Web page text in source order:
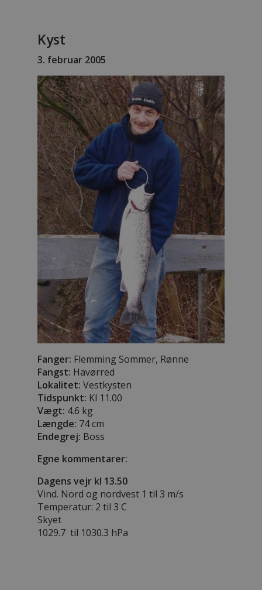
Kyst
3. februar 2005
Fanger: Flemming Sommer, Rønne
Fangst: Havørred
Lokalitet: Vestkysten
Tidspunkt: Kl 11.00
Vægt: 4.6 kg
Længde: 74 cm
Endegrej: Boss
Egne kommentarer:
Dagens vejr kl 13.50
Vind. Nord og nordvest 1 til 3 m/s
Temperatur: 2 til 3 C
Skyet
1029.7 til 1030.3 hPa